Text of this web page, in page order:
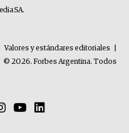
SA.
Valores y estándares editoriales
© 2026. Forbes Argentina. Todos